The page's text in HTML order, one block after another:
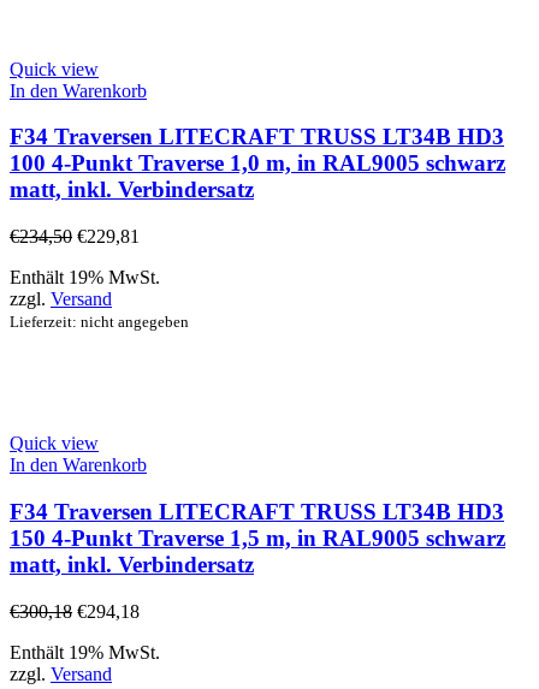
Quick view
In den Warenkorb
F34 Traversen LITECRAFT TRUSS LT34B HD3
100 4-Punkt Traverse 1,0 m, in RAL9005 schwarz
matt, inkl. Verbindersatz
€234,50 €229,81
Enthält 19% MwSt.
zzgl. Versand
Lieferzeit: nicht angegeben
Quick view
In den Warenkorb
F34 Traversen LITECRAFT TRUSS LT34B HD3
150 4-Punkt Traverse 1,5 m, in RAL9005 schwarz
matt, inkl. Verbindersatz
€300,18 €294,18
Enthält 19% MwSt.
zzgl. Versand